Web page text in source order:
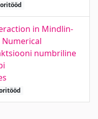
in Mindlin-
numbriline